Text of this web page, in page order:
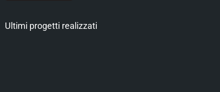
Ultimi progetti realizzati